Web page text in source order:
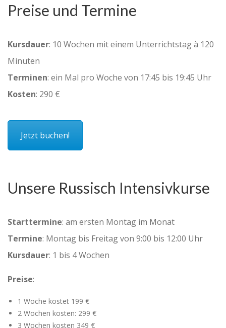
Preise und Termine
Kursdauer: 10 Wochen mit einem Unterrichtstag à 120
Minuten
Terminen: ein Mal pro Woche von 17:45 bis 19:45 Uhr
Kosten: 290 €
Jetzt buchen!
Unsere Russisch Intensivkurse
Starttermine: am ersten Montag im Monat
Termine: Montag bis Freitag von 9:00 bis 12:00 Uhr
Kursdauer: 1 bis 4 Wochen
Preise:
1 Woche kostet 199 €
2 Wochen kosten: 299 €
3 Wochen kosten 349 €